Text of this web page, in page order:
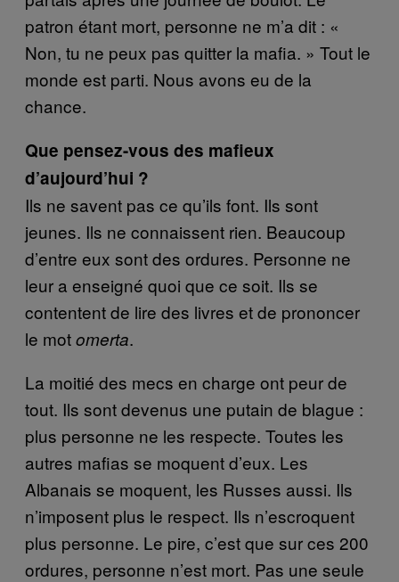
patron étant mort, personne ne m’a dit : «
Non, tu ne peux pas quitter la mafia. » Tout le
monde est parti. Nous avons eu de la
chance.
Que pensez-vous des mafieux
d’aujourd’hui ?
Ils ne savent pas ce qu’ils font. Ils sont
jeunes. Ils ne connaissent rien. Beaucoup
d’entre eux sont des ordures. Personne ne
leur a enseigné quoi que ce soit. Ils se
contentent de lire des livres et de prononcer
le motomerta.
La moitié des mecs en charge ont peur de
tout. Ils sont devenus une putain de blague :
plus personne ne les respecte. Toutes les
autres mafias se moquent d’eux. Les
Albanais se moquent, les Russes aussi. Ils
n’imposent plus le respect. Ils n’escroquent
plus personne. Le pire, c’est que sur ces 200
ordures, personne n’est mort. Pas une seule